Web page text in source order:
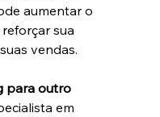
aumentar o
sua
vendas.
para outro
em